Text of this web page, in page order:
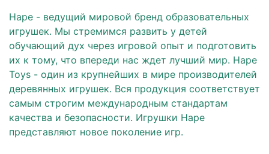
Hape - ведущий мировой бренд образовательных
игрушек. Мы стремимся развить у детей
обучающий дух через игровой опыт и подготовить
их к тому, что впереди нас ждет лучший мир. Hape
Toys - один из крупнейших в мире производителей
деревянных игрушек. Вся продукция соответствует
самым строгим международным стандартам
качества и безопасности. Игрушки Hape
представляют новое поколение игр.